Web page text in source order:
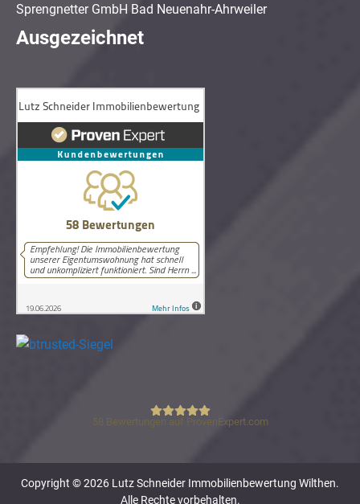
Sprengnetter GmbH Bad Neuenahr-Ahrweiler
Ausgezeichnet
Lutz Schneider Immobilienbewertung
58 Bewertungen auf ProvenExpert.com
Copyright © 2026 Lutz Schneider Immobilienbewertung Wilthen.
Alle Rechte vorbehalten.